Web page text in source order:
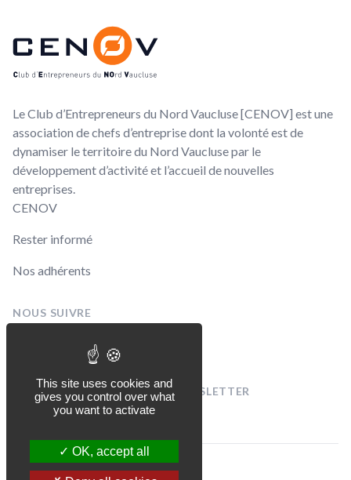
CENOV
Le Club d’Entrepreneurs du Nord Vaucluse [CENOV] est une
association de chefs d’entreprise dont la volonté est de
dynamiser le territoire du Nord Vaucluse par le
développement d’activité et l’accueil de nouvelles
entreprises.
CENOV
Rester informé
Nos adhérents
NOUS SUIVRE
Facebook
INSCRIVEZ-VOUS À NOTRE NEWSLETTER
[sibwp_form id=1]
© CENOV 2026
This site uses cookies and
gives you control over what
you want to activate
OK, accept all